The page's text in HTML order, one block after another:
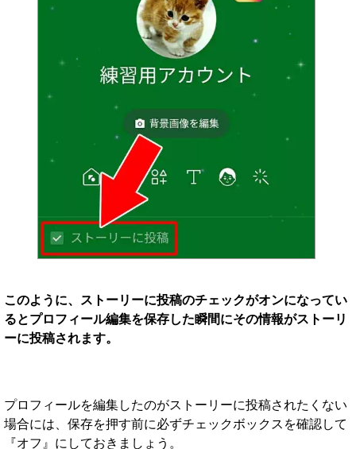
このように、ストーリーに投稿のチェックがオンになってい
るとプロフィール編集を保存した瞬間にその情報がストーリ
ーに投稿されます。
プロフィールを編集したのがストーリーに投稿されたくない
場合には、保存を押す前に必ずチェックボックスを確認して
『オフ』にしておきましょう。